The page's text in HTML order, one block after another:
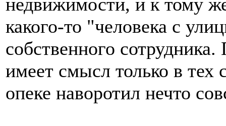
какого-то "человека с
собственного
имеет смысл только в тех
опеке наворотил нечто